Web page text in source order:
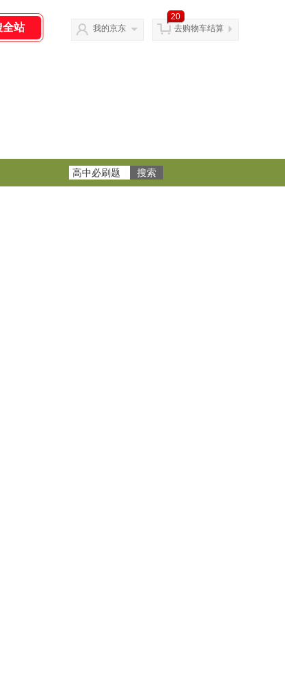
我的京东
20
去购物车结算